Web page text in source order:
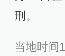
刑。
当地时间